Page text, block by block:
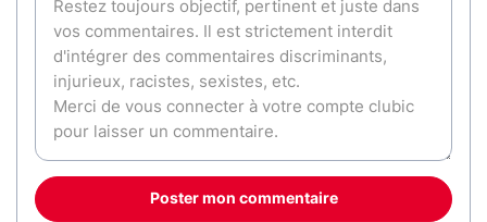
Poster mon commentaire